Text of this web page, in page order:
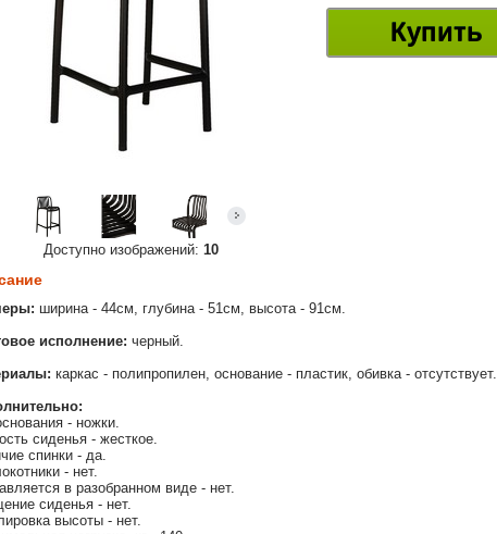
Доступно изображений: 10
Купить
ширина - 44см, глубина - 51см, высота - 91см.
исполнение: черный.
каркас - полипропилен, основание - пластик, обивка - отсутствует.
- ножки.
сиденья - жесткое.
спинки - да.
- нет.
в разобранном виде - нет.
сиденья - нет.
высоты - нет.